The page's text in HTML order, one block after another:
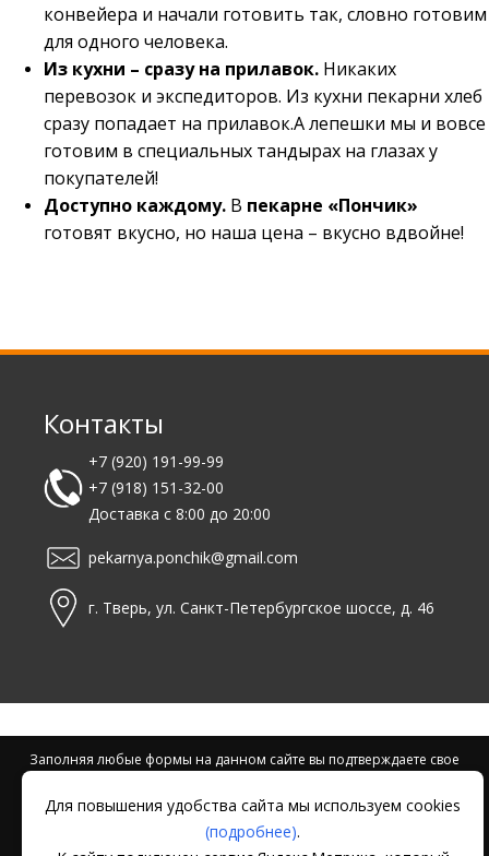
конвейера и начали готовить так, словно готовим
для одного человека.
Из кухни – сразу на прилавок. Никаких
перевозок и экспедиторов. Из кухни пекарни хлеб
сразу попадает на прилавок.А лепешки мы и вовсе
готовим в специальных тандырах на глазах у
покупателей!
Доступно каждому. В пекарне «Пончик»
готовят вкусно, но наша цена – вкусно вдвойне!
Контакты
+7 (920) 191-99-99
+7 (918) 151-32-00
Доставка с 8:00 до 20:00
pekarnya.ponchik@gmail.com
г. Тверь, ул. Санкт-Петербургское шоссе, д. 46
Для повышения удобства сайта мы используем cookies
(подробнее).
Заполняя любые формы на данном сайте вы подтверждаете свое
данных в соответствии с Условиями.
Согласие на обработку данных Яндекс.Метрика